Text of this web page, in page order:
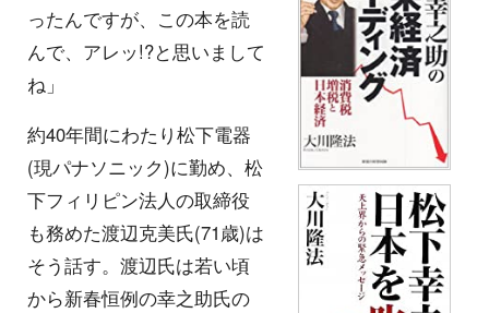
ったんですが、この本を読
んで、アレッ!?と思いまして
ね」
約40年間にわたり松下電器
(現パナソニック)に勤め、松
下フィリピン法人の取締役
も務めた渡辺克美氏(71歳)は
そう話す。渡辺氏は若い頃
から新春恒例の幸之助氏の